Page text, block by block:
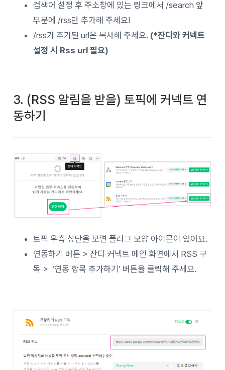
검색어 설정 후 주소창에 있는 링크에서 /search 앞
부분에 /rss만 추가해 주세요!
/rss가 추가된 url은 복사해 주세요. (*잔디와 커넥트
설정 시 Rss url 필요)
3. (RSS 알림을 받을) 토픽에 커넥트 연
동하기
토픽 우측 상단을 보면 플러그 모양 아이콘이 있어요.
연동하기 버튼 > 잔디 커넥트 메인 화면에서 RSS 구
독 > ‘연동 항목 추가하기’ 버튼을 클릭해 주세요.